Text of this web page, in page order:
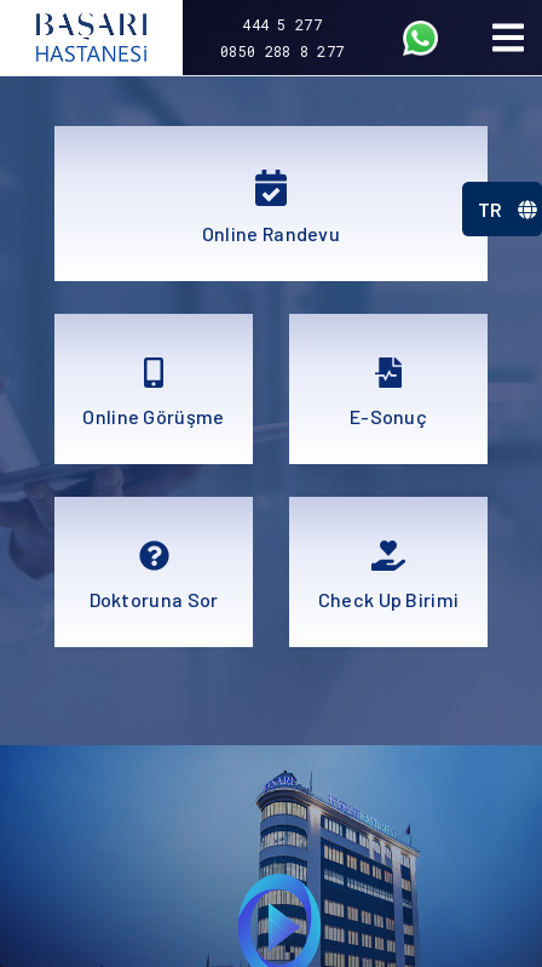
444 5 277
0850 288 8 277
TR
Online Randevu
Online Görüşme E-Sonuç
Doktoruna Sor Check Up Birimi